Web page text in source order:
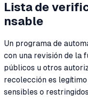
Lista de
nsable
Un programa de
con una revisión de la
públicos u otros
recolección es
sensibles o